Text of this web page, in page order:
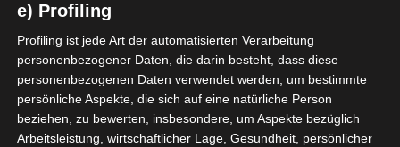
Pflegeprodukten von St. Barth standen für
uns bereit. Das traumhafte Panorama von
der Wellness-Suite beim Auslaufen aus
dem Hafen von Stavanger hat alles
übertroffen.
e) Profiling
Profiling ist jede Art der automatisierten Verarbeitung
personenbezogener Daten, die darin besteht, dass diese
personenbezogenen Daten verwendet werden, um bestimmte
persönliche Aspekte, die sich auf eine natürliche Person
beziehen, zu bewerten, insbesondere, um Aspekte bezüglich
Arbeitsleistung, wirtschaftlicher Lage, Gesundheit, persönlicher